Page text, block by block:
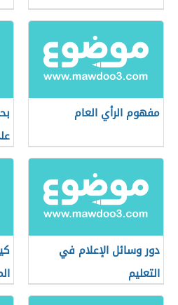
مفهوم الرأي العام
دور وسائل الإعلام في
التعليم